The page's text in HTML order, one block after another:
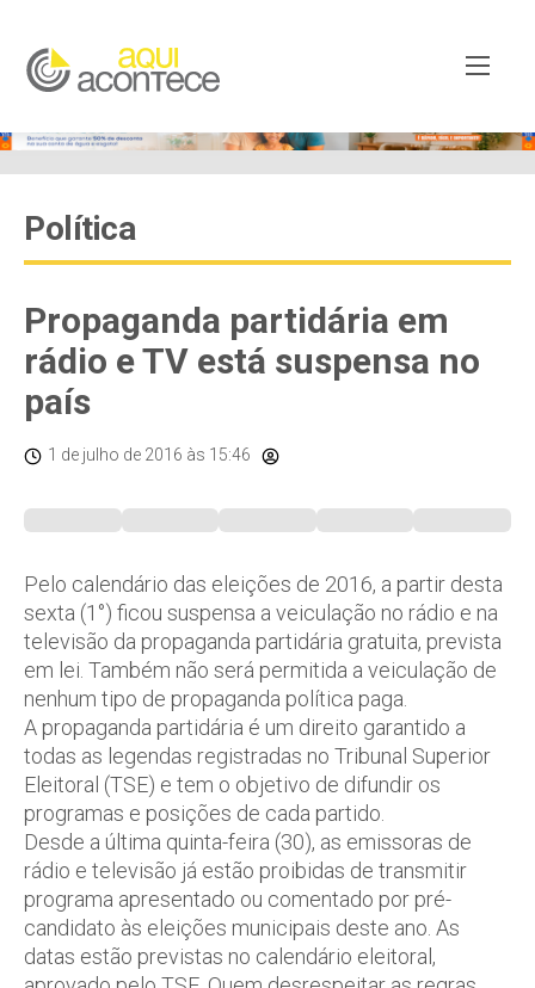
Política
Propaganda partidária em
rádio e TV está suspensa no
país
1 de julho de 2016 às 15:46
Pelo calendário das eleições de 2016, a partir desta
sexta (1°) ficou suspensa a veiculação no rádio e na
televisão da propaganda partidária gratuita, prevista
em lei. Também não será permitida a veiculação de
nenhum tipo de propaganda política paga.
A propaganda partidária é um direito garantido a
todas as legendas registradas no Tribunal Superior
Eleitoral (TSE) e tem o objetivo de difundir os
programas e posições de cada partido.
Desde a última quinta-feira (30), as emissoras de
rádio e televisão já estão proibidas de transmitir
programa apresentado ou comentado por pré-
candidato às eleições municipais deste ano. As
datas estão previstas no calendário eleitoral,